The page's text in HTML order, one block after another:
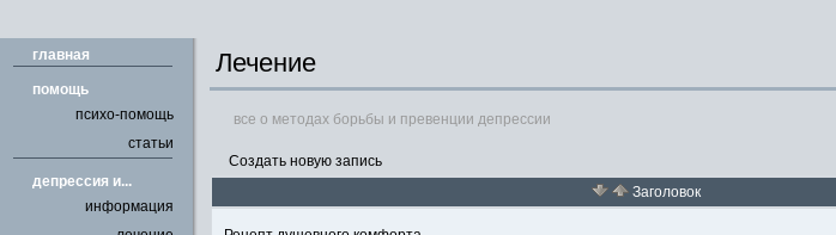
главная
помощь
психо-помощь
статьи
депрессия и...
информация
Лечение
все о методах борьбы и превенции депрессии
Создать новую запись
Заголовок